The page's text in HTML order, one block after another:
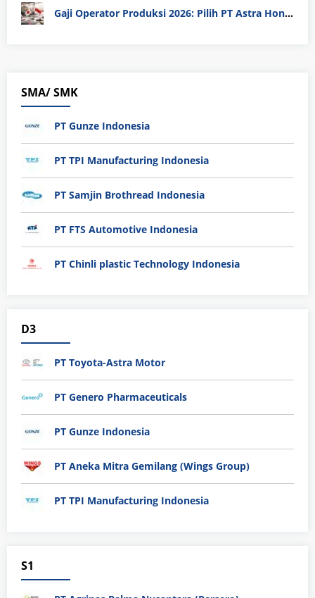
Gaji Operator Produksi 2026: Pilih PT Astra Honda Motor (AHM) atau Manufaktur di Jepang?
SMA/ SMK
PT Gunze Indonesia
PT TPI Manufacturing Indonesia
PT Samjin Brothread Indonesia
PT FTS Automotive Indonesia
PT Chinli plastic Technology Indonesia
D3
PT Toyota-Astra Motor
PT Genero Pharmaceuticals
PT Gunze Indonesia
PT Aneka Mitra Gemilang (Wings Group)
PT TPI Manufacturing Indonesia
S1